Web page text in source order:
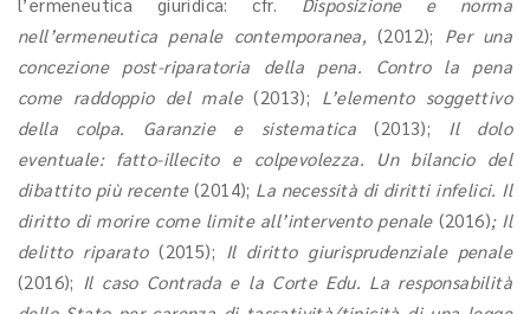
nell’ermeneutica penale contemporanea,(2012); Per una
concezione post-riparatoria della pena. Contro la pena
come raddoppio del male(2013); L’elemento soggettivo
della colpa. Garanzie e sistematica (2013); Il dolo
eventuale: fatto-illecito e colpevolezza. Un bilancio del
dibattito più recente (2014); La necessità di diritti infelici. Il
diritto di morire come limite all’intervento penale (2016); Il
delitto riparato(2015);
Il diritto giurisprudenziale penale
(2016); Il caso Contrada e la Corte Edu. La responsabilità